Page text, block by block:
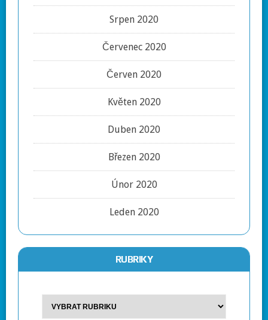
Srpen 2020
Červenec 2020
Červen 2020
Květen 2020
Duben 2020
Březen 2020
Únor 2020
Leden 2020
RUBRIKY